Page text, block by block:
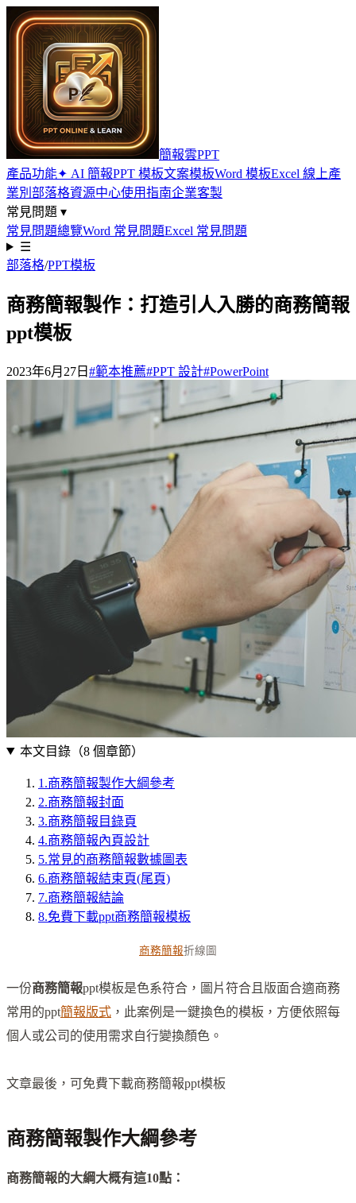
簡報雲PPT
產品功能✦ AI 簡報PPT 模板文案模板Word 模板Excel 線上產
業別 部落格資源中心使用指南企業客製
常見問題 ▾
常見問題總覽Word 常見問題Excel 常見問題
☰
部落格/PPT模板
商務簡報製作：打造引人入勝的商務簡報
ppt模板
2023年6月27日 #範本推薦#PPT 設計#PowerPoint
本文目錄（8個章節）
1 .商務簡報製作大綱參考
2.商務簡報封面
3.商務簡報目錄頁
4.商務簡報內頁設計
5.常見的商務簡報數據圖表
6.商務簡報結束頁(尾頁)
7.商務簡報結論
8.免費下載ppt商務簡報模板
商務簡報折線圖
一份商務簡報ppt模板是色系符合，圖片符合且版面合適商務
常用的ppt簡報版式 ，此案例是一鍵換色的模板，方便依照每
個人或公司的使用需求自行變換顏色。
文章最後，可免費下載商務簡報ppt模板
商務簡報製作大綱參考
商務簡報的大綱大概有這10點：